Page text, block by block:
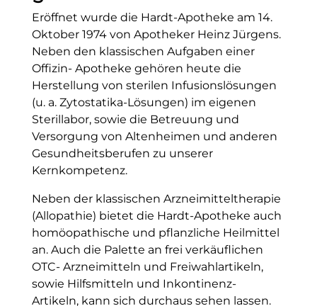
Eröffnet wurde die Hardt-Apotheke am 14.
Oktober 1974 von Apotheker Heinz Jürgens.
Neben den klassischen Aufgaben einer
Offizin- Apotheke gehören heute die
Herstellung von sterilen Infusions­lösungen
(u. a. Zytostatika-Lösungen) im eigenen
Sterillabor, sowie die Betreuung und
Versorgung von Altenheimen und anderen
Gesundheitsberufen zu unserer
Kernkompetenz.
Neben der klassischen Arzneimitteltherapie
(Allopathie) bietet die Hardt-Apotheke auch
homöopathische und pflanzliche Heilmittel
an. Auch die Palette an frei verkäuflichen
OTC- Arzneimitteln und Freiwahlartikeln,
sowie Hilfsmitteln und Inkontinenz-
Artikeln, kann sich durchaus sehen lassen.